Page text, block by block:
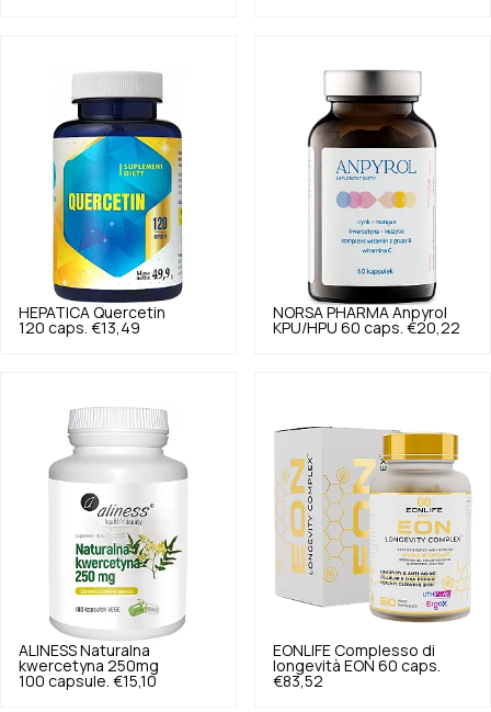
HEPATICA Quercetin
120 caps. €13,49
NORSA PHARMA Anpyrol
KPU/HPU 60 caps. €20,22
ALINESS Naturalna
kwercetyna 250mg
100 capsule. €15,10
EONLIFE Complesso di
longevità EON 60 caps.
€83,52